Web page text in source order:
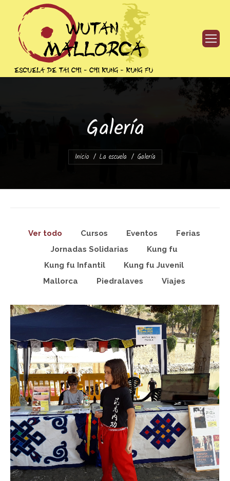
Galería
Estás aquí:
Inicio La escuela Galería
Ver todo Cursos Eventos
Ferias
Jornadas Solidarias
Kung fu
Kung fu Infantil
Kung fu Juvenil
Mallorca
Piedralaves Viajes